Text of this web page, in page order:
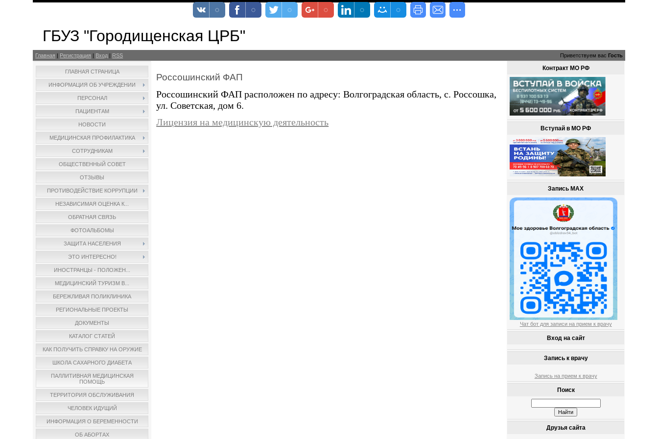
ГБУЗ "Городищенская ЦРБ"
Главная | Регистрация | Вход | RSS Приветствуем вас Гость
ГЛАВНАЯ СТРАНИЦА
ИНФОРМАЦИЯ ОБ УЧРЕЖДЕНИИ
ПЕРСОНАЛ
ПАЦИЕНТАМ
НОВОСТИ
МЕДИЦИНСКАЯ ПРОФИЛАКТИКА
СОТРУДНИКАМ
ОБЩЕСТВЕННЫЙ СОВЕТ
ОТЗЫВЫ
ПРОТИВОДЕЙСТВИЕ КОРРУПЦИИ
НЕЗАВИСИМАЯ ОЦЕНКА К...
ОБРАТНАЯ СВЯЗЬ
ФОТОАЛЬБОМЫ
ЗАЩИТА НАСЕЛЕНИЯ
ЭТО ИНТЕРЕСНО!
ИНОСТРАНЦЫ - ПОЛОЖЕН...
МЕДИЦИНСКИЙ ТУРИЗМ В...
БЕРЕЖЛИВАЯ ПОЛИКЛИНИКА
РЕГИОНАЛЬНЫЕ ПРОЕКТЫ
ДОКУМЕНТЫ
КАТАЛОГ СТАТЕЙ
КАК ПОЛУЧИТЬ СПРАВКУ НА ОРУЖИЕ
ШКОЛА САХАРНОГО ДИАБЕТА
ПАЛЛИТИВНАЯ МЕДИЦИНСКАЯ
ПОМОЩЬ
ТЕРРИТОРИЯ ОБСЛУЖИВАНИЯ
ЧЕЛОВЕК ИДУЩИЙ
ИНФОРМАЦИЯ О БЕРЕМЕННОСТИ
ОБ АБОРТАХ
Россошинский ФАП
Россошинский ФАП расположен по адресу: Волгоградская область, с. Россошка,
ул. Советская, дом 6.
Лицензия на медицинскую деятельность
Контракт МО РФ
Вступай в МО РФ
Запись MAX
Чат бот для записи на прием к врачу
Вход на сайт
Запись к врачу
Запись на прием к врачу
Поиск
Друзья сайта